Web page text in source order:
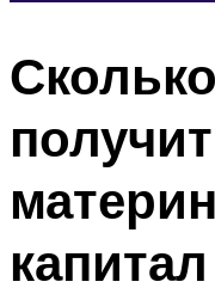
капитал